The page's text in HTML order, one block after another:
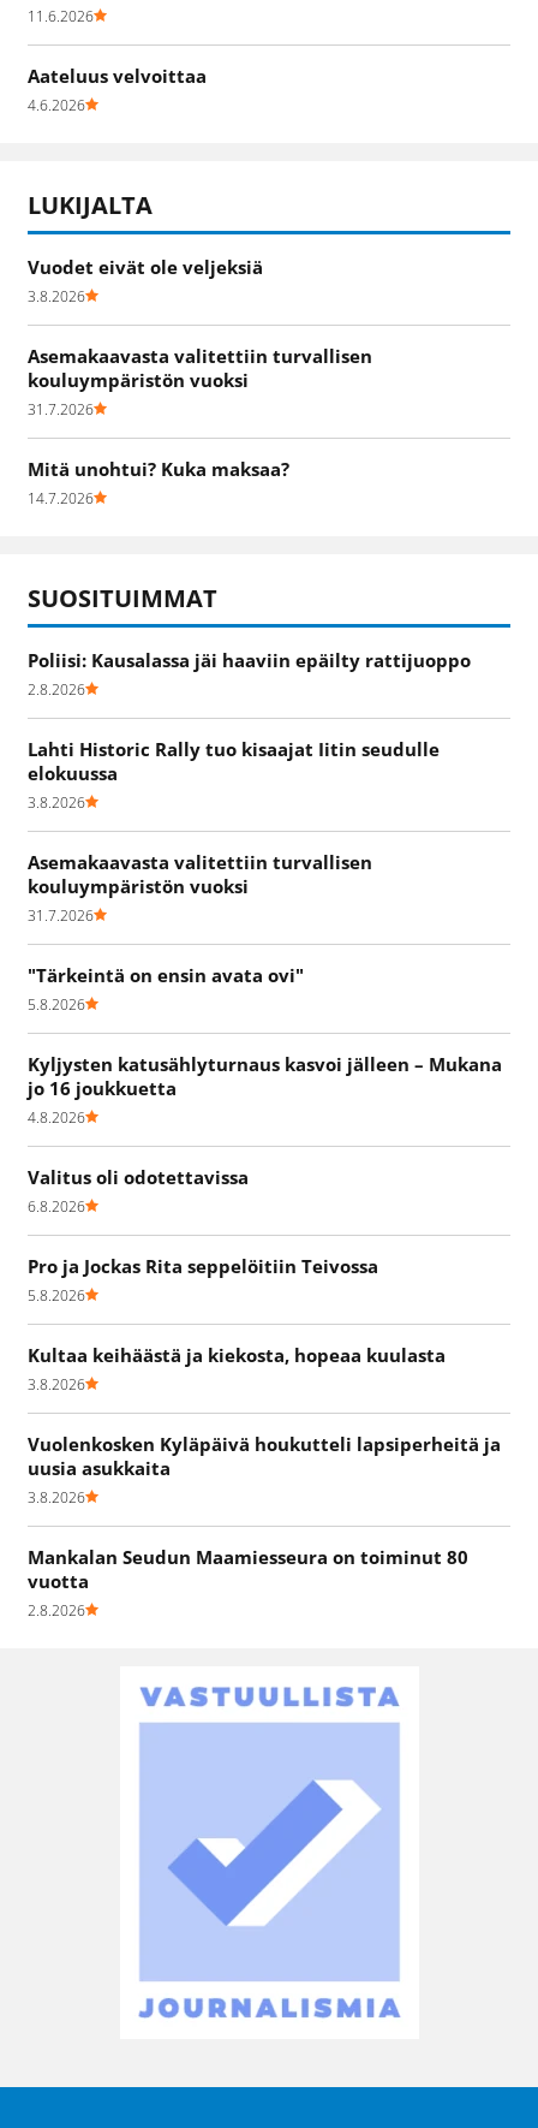
11.6.2026
Aateluus velvoittaa
4.6.2026
LUKIJALTA
Vuodet eivät ole veljeksiä
3.8.2026
Asemakaavasta valitettiin turvallisen
kouluympäristön vuoksi
31.7.2026
Mitä unohtui? Kuka maksaa?
14.7.2026
SUOSITUIMMAT
Poliisi: Kausalassa jäi haaviin epäilty rattijuoppo
2.8.2026
Lahti Historic Rally tuo kisaajat Iitin seudulle
elokuussa
3.8.2026
Asemakaavasta valitettiin turvallisen
kouluympäristön vuoksi
31.7.2026
"Tärkeintä on ensin avata ovi"
5.8.2026
Kyljysten katusählyturnaus kasvoi jälleen – Mukana
jo 16 joukkuetta
4.8.2026
Valitus oli odotettavissa
6.8.2026
Pro ja Jockas Rita seppelöitiin Teivossa
5.8.2026
Kultaa keihäästä ja kiekosta, hopeaa kuulasta
3.8.2026
Vuolenkosken Kyläpäivä houkutteli lapsiperheitä ja
uusia asukkaita
3.8.2026
Mankalan Seudun Maamiesseura on toiminut 80
vuotta
2.8.2026